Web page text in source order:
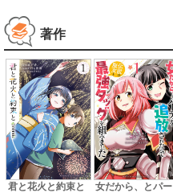
著作
君と花火と約束と
女だから、とパー